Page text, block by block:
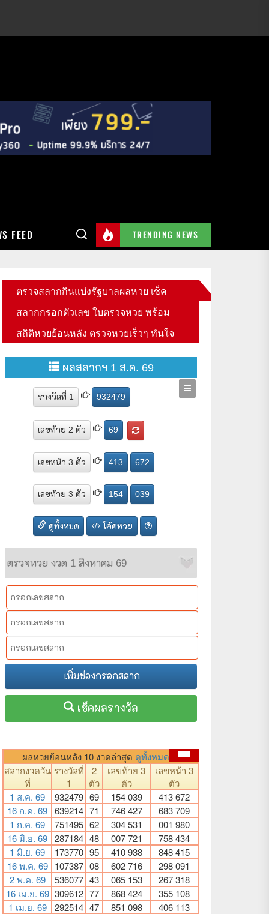
FEED TRENDING NEWS
ตรวจสลากกินแบ่งรัฐบาลผลหวย เช็ค
สลากกรอกตัวเลข ใบตรวจหวย พร้อม
สถิติหวยย้อนหลัง ตรวจหวยเร็วๆ ทันใจ